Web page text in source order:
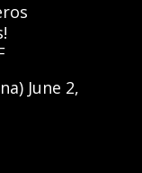
June 2,